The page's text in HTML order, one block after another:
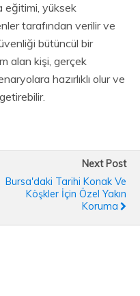
eğitimi, yüksek
tarafından verilir ve
bütüncül bir
alan kişi, gerçek
hazırlıklı olur ve
Next Post
Bursa'daki Tarihi Konak Ve
Köşkler İçin Özel Yakın
Koruma